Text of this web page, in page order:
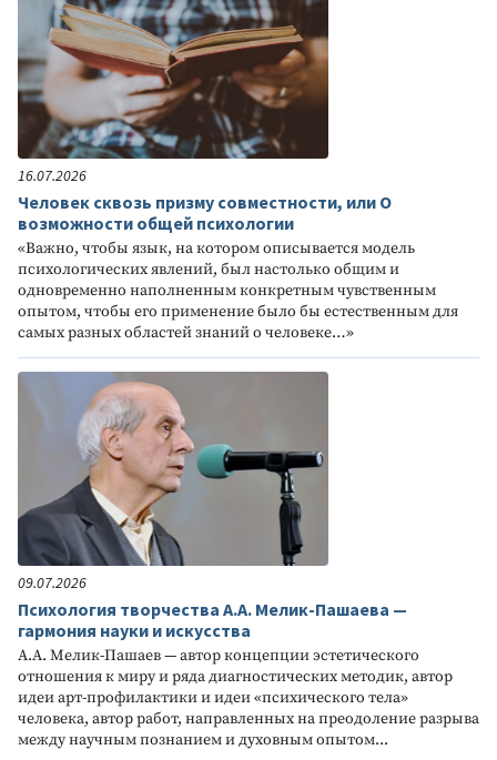
16.07.2026
Человек сквозь призму совместности, или О
возможности общей психологии
«Важно, чтобы язык, на котором описывается модель
психологических явлений, был настолько общим и
одновременно наполненным конкретным чувственным
опытом, чтобы его применение было бы естественным для
самых разных областей знаний о человеке…»
09.07.2026
Психология творчества А.А. Мелик-Пашаева —
гармония науки и искусства
А.А. Мелик-Пашаев — автор концепции эстетического
отношения к миру и ряда диагностических методик, автор
идеи арт-профилактики и идеи «психического тела»
человека, автор работ, направленных на преодоление разрыва
между научным познанием и духовным опытом...